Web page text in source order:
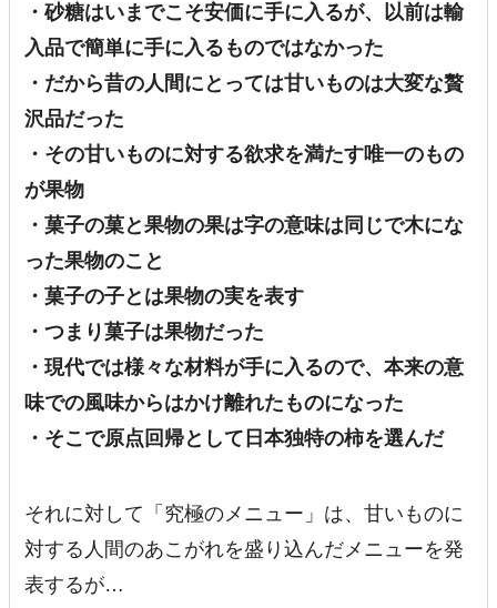
・砂糖はいまでこそ安価に手に入るが、以前は輸
入品で簡単に手に入るものではなかった
・だから昔の人間にとっては甘いものは大変な贅
沢品だった
・その甘いものに対する欲求を満たす唯一のもの
が果物
・菓子の菓と果物の果は字の意味は同じで木にな
った果物のこと
・菓子の子とは果物の実を表す
・つまり菓子は果物だった
・現代では様々な材料が手に入るので、本来の意
味での風味からはかけ離れたものになった
・そこで原点回帰として日本独特の柿を選んだ
それに対して「究極のメニュー」は、甘いものに
対する人間のあこがれを盛り込んだメニューを発
表するが…